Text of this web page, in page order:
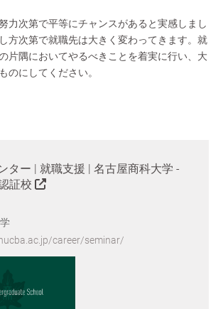
力次第で平等にチャンスがあると実感しまし
方次第で就職先は大きく変わってきます。就
片隅においてやるべきことを着実に行い、大
のにしてください。
ター | 就職支援 | 名古屋商科大学 -
証校
career/seminar/